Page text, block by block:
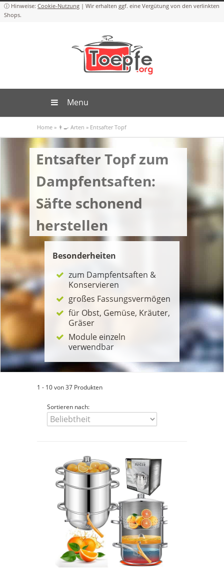
Cookie-Nutzung
Menu
Home » 👨‍🍳 Arten » Entsafter Topf
Entsafter Topf zum
Dampfentsaften:
Säfte schonend
herstellen
Besonderheiten
zum Dampfentsaften &
Konservieren
großes Fassungsvermögen
für Obst, Gemüse, Kräuter,
Gräser
Module einzeln
verwendbar
1 - 10 von 37 Produkten
Sortieren nach: